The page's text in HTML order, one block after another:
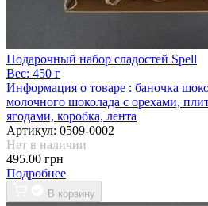
Подарочный набор сладостей Spell
Вес: 450 г
Информация о товаре : баночка
молочного шоколада с орехами,
ягодами, коробка, лента
Артикул: 0509-0002
Нет в наличии
495.00 грн
Подробнее
В корзину